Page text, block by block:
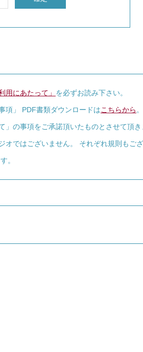
用にあたって」 を必ずお読み下さい。
項」 PDF書類ダウンロードはこちらから 。
の事項をご承諾頂いたものとさせて頂き
ではございません。 それぞれ規則もご
。